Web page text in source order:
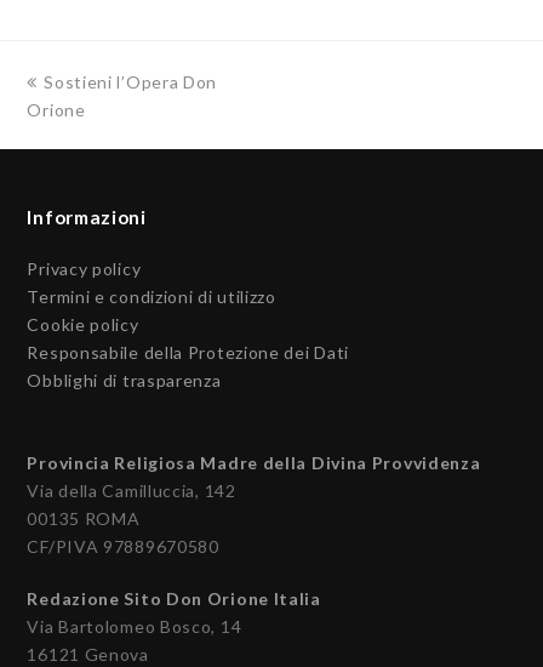
previous
post:
Sostieni l’Opera Don
Orione
Informazioni
Privacy policy
Termini e condizioni di utilizzo
Cookie policy
Responsabile della Protezione dei Dati
Obblighi di trasparenza
Provincia Religiosa Madre della Divina Provvidenza
Via della Camilluccia, 142
00135 ROMA
CF/PIVA 97889670580
Redazione Sito Don Orione Italia
Via Bartolomeo Bosco, 14
16121 Genova